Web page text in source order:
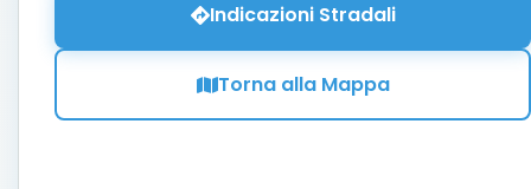
Indicazioni Stradali
Torna alla Mappa